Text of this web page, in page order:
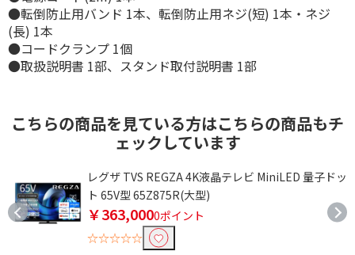
●転倒防止用バンド 1本、転倒防止用ネジ(短) 1本・ネジ
(長) 1本
●コードクランプ 1個
●取扱説明書 1部、スタンド取付説明書 1部
こちらの商品を見ている方はこちらの商品もチ
ェックしています
レグザ TVS REGZA 4K液晶テレビ MiniLED 量子ドッ
ト 65V型 65Z875R(大型)
￥363,0000ポイント
☆☆☆☆☆